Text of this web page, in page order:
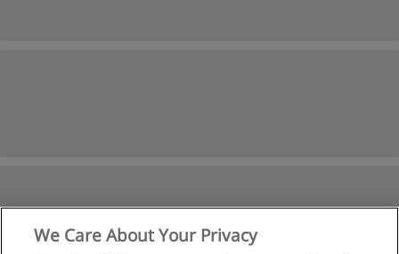
We Care About Your Privacy